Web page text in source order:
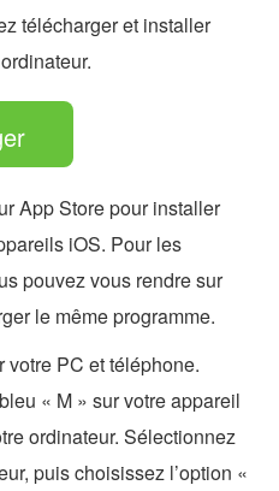
télécharger et installer
App Store pour installer
iOS. Pour les
pouvez vous rendre sur
le même programme.
votre PC et téléphone.
« M » sur votre appareil
ordinateur. Sélectionnez
puis choisissez l’option «